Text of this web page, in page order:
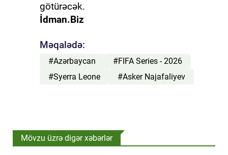
götürəcək.
İdman.Biz
Məqalədə:
#Azərbaycan
#FIFA Series - 2026
#Syerra Leone
#Asker Najafaliyev
Mövzu üzrə digər xəbərlər